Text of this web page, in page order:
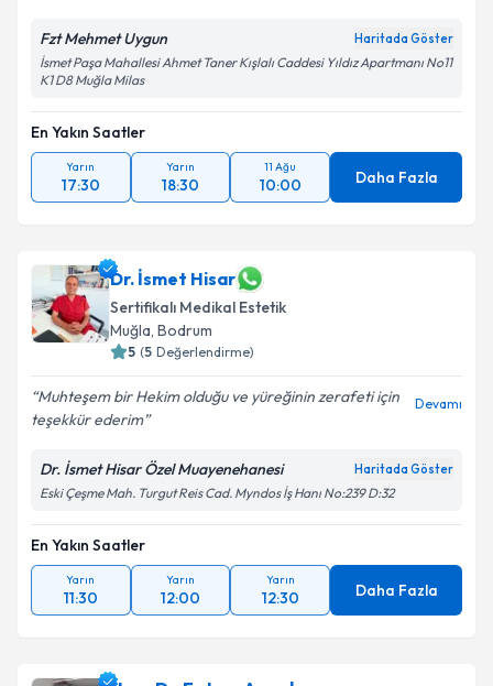
Fzt Mehmet Uygun Haritada Göster
İsmet Paşa Mahallesi Ahmet Taner Kışlalı Caddesi Yıldız Apartmanı No11
K1 D8 Muğla Milas
En Yakın Saatler
Yarın
17:30
Yarın
18:30
11 Ağu
10:00 Daha Fazla
Dr. İsmet Hisar
Sertifikalı Medikal Estetik
Muğla, Bodrum
5 (5 Değerlendirme)
Muhteşem bir Hekim olduğu ve yüreğinin zerafeti için
teşekkür ederim
Devamı
Dr. İsmet Hisar Özel Muayenehanesi Haritada Göster
Eski Çeşme Mah. Turgut Reis Cad. Myndos İş Hanı No:239 D:32
En Yakın Saatler
Yarın
11:30
Yarın
12:00
Yarın
12:30 Daha Fazla